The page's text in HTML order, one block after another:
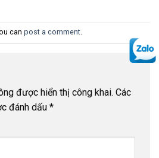
can post a comment
được hiển thị công khai. Các
đánh dấu *